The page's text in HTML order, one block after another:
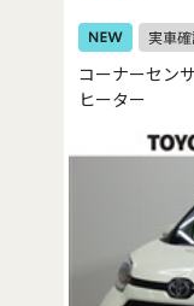
コーナーセン
ヒーター